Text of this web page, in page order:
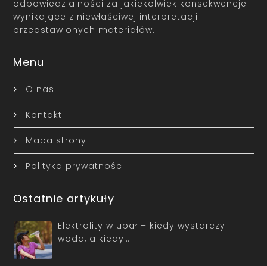
odpowiedzialności za jakiekolwiek konsekwencje
wynikające z niewłaściwej interpretacji
przedstawionych materiałów.
Menu
O nas
Kontakt
Mapa strony
Polityka prywatności
Ostatnie artykuły
Elektrolity w upał – kiedy wystarczy
woda, a kiedy…